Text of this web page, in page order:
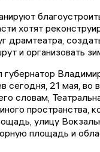
хотят
драмтеатра,
и организовать
сегодня, 21 мая, во
словам,
пространства,
улицу
площадь и